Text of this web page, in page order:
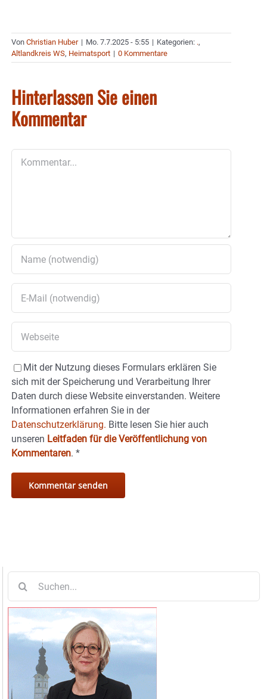
Von Christian Huber | Mo. 7.7.2025 - 5:55 | Kategorien: .,
Altlandkreis WS, Heimatsport | 0 Kommentare
Hinterlassen Sie einen
Kommentar
Mit der Nutzung dieses Formulars erklären Sie
sich mit der Speicherung und Verarbeitung Ihrer
Daten durch diese Website einverstanden. Weitere
Informationen erfahren Sie in der
Datenschutzerklärung. Bitte lesen Sie hier auch
unseren Leitfaden für die Veröffentlichung von
Kommentaren. *
nach: